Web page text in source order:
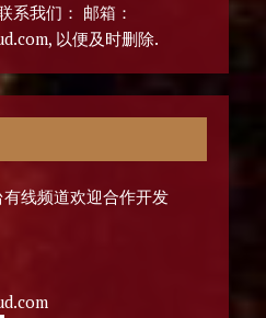
系我们： 邮箱：
以便及时删除.
线频道欢迎合作开发